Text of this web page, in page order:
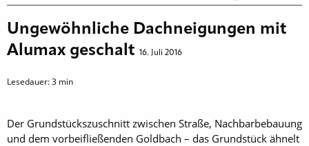
Ungewöhnliche Dachneigungen mit
Alumax geschalt 16. Juli 2016
Lesedauer:3 min
Der Grundstückszuschnitt zwischen Straße, Nachbarbebauung
und dem vor­beifließenden Goldbach – das Grundstück ähnelt